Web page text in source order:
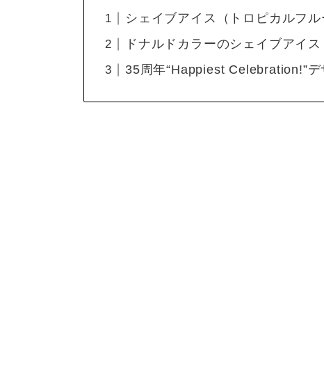
シェイブアイス（トロピカルフ
ドナルドカラーのシェイブアイス
35周年“Happiest Celebration!”